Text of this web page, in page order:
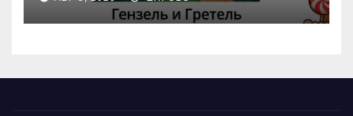
вчерашней викторины!